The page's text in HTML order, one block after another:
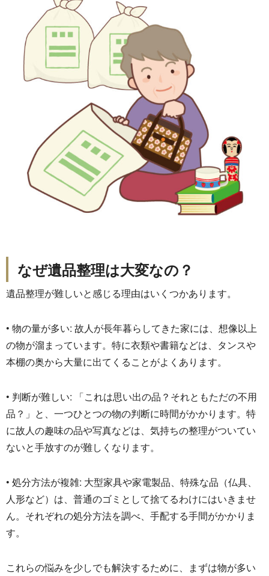
なぜ遺品整理は大変なの？
遺品整理が難しいと感じる理由はいくつかあります。
• 物の量が多い: 故人が長年暮らしてきた家には、想像以上
の物が溜まっています。 特に衣類や書籍などは、 タンスや
本棚の奥から大量に出てくることがよくあります。
• 判断が難しい: 「これは思い出の品？それともただの不用
品？」と、 一つひとつの物の判断に時間がかかります。 特
に故人の趣味の品や写真などは、 気持ちの整理がついてい
ないと手放すのが難しくなります。
• 処分方法が複雑: 大型家具や家電製品、特殊な品（仏具、
人形など）は、 普通のゴミとして捨てるわけにはいきませ
ん。 それぞれの処分方法を調べ、手配する手間がかかりま
す。
これらの悩みを少しでも解決するために、
まずは物が多い